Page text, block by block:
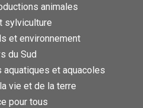
animales
sylviculture
et environnement
du Sud
et aquacoles
vie et de la terre
pour tous